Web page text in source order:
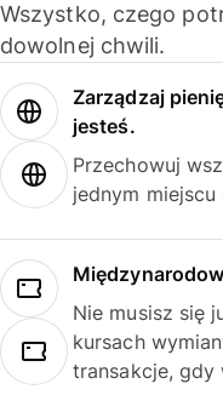
Wszystko, czego
dowolnej chwili.
Zarządzaj
jesteś.
Przechowuj
jednym
Nie musisz się
kursach
transakcje, gdy